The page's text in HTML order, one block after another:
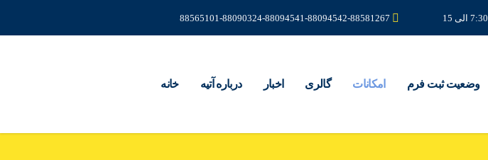
7:30 الی 15 88565101-88090324-88094541-88094542-88581267
خانه درباره آتیه اخبار گالری امکانات وضعیت ثبت فرم